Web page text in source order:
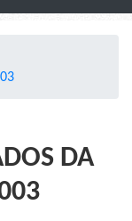
DA